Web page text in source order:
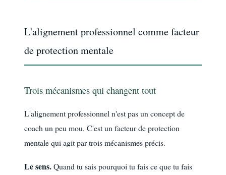
L'alignement professionnel comme facteur
de protection mentale
Trois mécanismes qui changent tout
L'alignement professionnel n'est pas un concept de
coach un peu mou. C'est un facteur de protection
mentale qui agit par trois mécanismes précis.
Le sens.Quand tu sais pourquoi tu fais ce que tu fais